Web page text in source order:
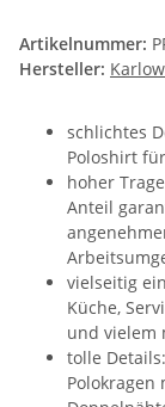
Artikelnummer:
Hersteller:
schlichtes
Poloshirt
hoher
Anteil
vielseitig
Küche,
und vielem
tolle
Polokragen